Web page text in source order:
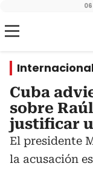
Cuba
sobre
justificar
El presidente
la acusación